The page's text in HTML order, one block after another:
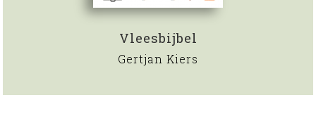
Vleesbijbel
Gertjan Kiers